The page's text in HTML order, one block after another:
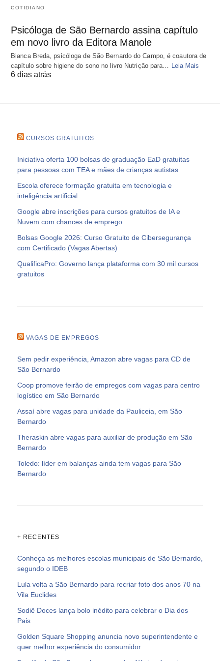
COTIDIANO
Psicóloga de São Bernardo assina capítulo
em novo livro da Editora Manole
Bianca Breda, psicóloga de São Bernardo do Campo, é coautora de
capítulo sobre higiene do sono no livro Nutrição para…
Leia Mais
6 dias atrás
CURSOS GRATUITOS
Iniciativa oferta 100 bolsas de graduação EaD gratuitas
para pessoas com TEA e mães de crianças autistas
Escola oferece formação gratuita em tecnologia e
inteligência artificial
Google abre inscrições para cursos gratuitos de IA e
Nuvem com chances de emprego
Bolsas Google 2026: Curso Gratuito de Cibersegurança
com Certificado (Vagas Abertas)
QualificaPro: Governo lança plataforma com 30 mil cursos
gratuitos
VAGAS DE EMPREGOS
Sem pedir experiência, Amazon abre vagas para CD de
São Bernardo
Coop promove feirão de empregos com vagas para centro
logístico em São Bernardo
Assaí abre vagas para unidade da Pauliceia, em São
Bernardo
Theraskin abre vagas para auxiliar de produção em São
Bernardo
Toledo: líder em balanças ainda tem vagas para São
Bernardo
+ RECENTES
Conheça as melhores escolas municipais de São Bernardo,
segundo o IDEB
Lula volta a São Bernardo para recriar foto dos anos 70 na
Vila Euclides
Sodiê Doces lança bolo inédito para celebrar o Dia dos
Pais
Golden Square Shopping anuncia novo superintendente e
quer melhor experiência do consumidor